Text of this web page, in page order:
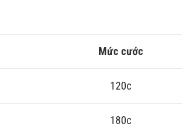
Mức cước
120c
180c